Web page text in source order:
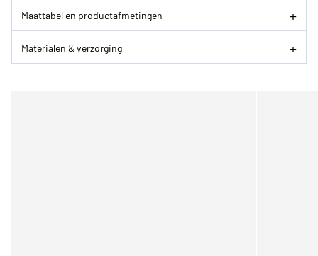
Maattabel en productafmetingen
Materialen & verzorging